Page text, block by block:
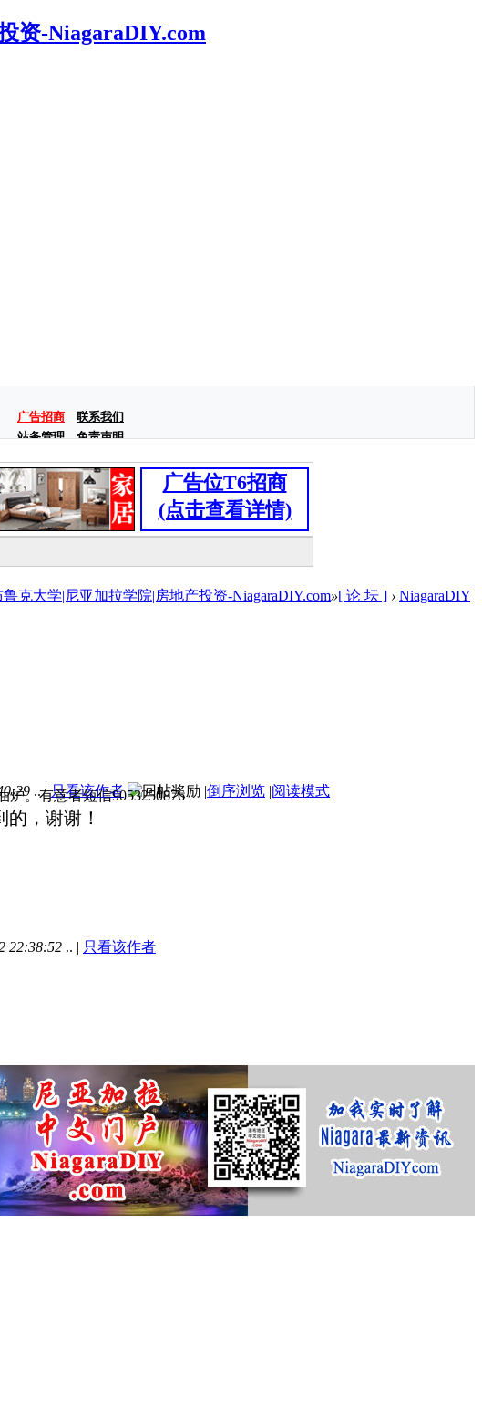
广告招商
联系我们
站务管理
免责声明
广告位T6招商
(点击查看详情)
克大学|尼亚加拉学院|房地产投资-NiagaraDIY.com»[ 论 坛 ] › NiagaraDIY
.. | 只看该作者 |倒序浏览 |阅读模式
炉。有意者短信9053250876
，谢谢！
22:38:52 .. | 只看该作者